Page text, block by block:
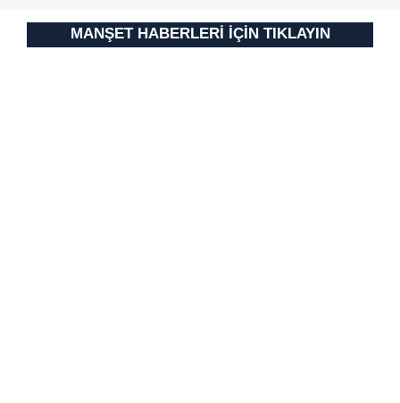
MANŞET HABERLERİ İÇİN TIKLAYIN